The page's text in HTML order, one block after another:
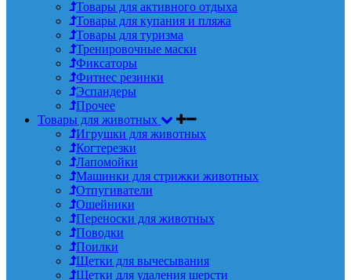
Товары для активного отдыха
Товары для купания и пляжа
Товары для туризма
Тренировочные маски
Фиксаторы
Фитнес резинки
Эспандеры
Прочее
Товары для животных
Игрушки для животных
Когтерезки
Лапомойки
Машинки для стрижки животных
Отпугиватели
Ошейники
Переноски для животных
Поводки
Поилки
Щетки для вычесывания
Щетки для удаления шерсти